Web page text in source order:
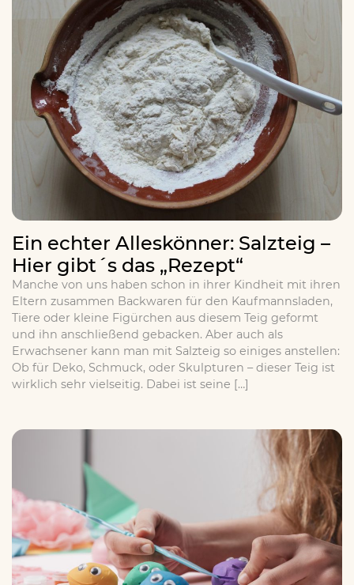
Ein echter Alleskönner: Salzteig –
Hier gibt´s das „Rezept“
Manche von uns haben schon in ihrer Kindheit mit ihren
Eltern zusammen Backwaren für den Kaufmannsladen,
Tiere oder kleine Figürchen aus diesem Teig geformt
und ihn anschließend gebacken. Aber auch als
Erwachsener kann man mit Salzteig so einiges anstellen:
Ob für Deko, Schmuck, oder Skulpturen – dieser Teig ist
wirklich sehr vielseitig. Dabei ist seine […]